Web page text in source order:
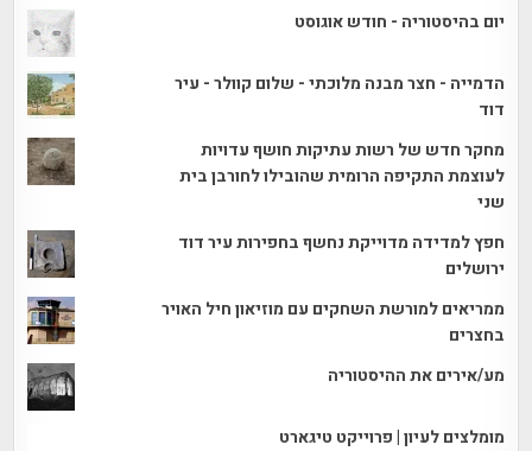
יום בהיסטוריה - חודש אוגוסט
הדמייה - חצר מבנה מלוכתי - שלום קוולר - עיר
דוד
מחקר חדש של רשות עתיקות חושף עדויות
לעוצמת התקיפה הרומית שהובילו לחורבן בית
שני
חפץ למדידה מדוייקת נחשף בחפירות עיר דוד
ירושלים
ממריאים למורשת השחקים עם מוזיאון חיל האויר
בחצרים
מע/אירים את ההיסטוריה
מומלצים לעיון | פרוייקט טיגארט